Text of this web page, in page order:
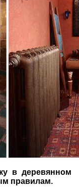
в деревянном
правилам.